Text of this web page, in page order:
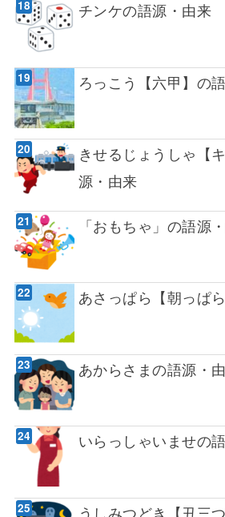
チンケの語源・由来
ろっこう【六甲】の
きせるじょうしゃ【
源・由来
「おもちゃ」の語源
あさっぱら【朝っぱ
あからさまの語源・
いらっしゃいませの
うしみつどき【丑三